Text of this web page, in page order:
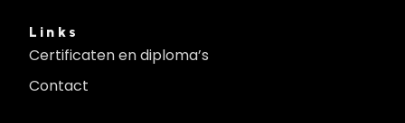
Links
Certificaten en diploma’s
Contact